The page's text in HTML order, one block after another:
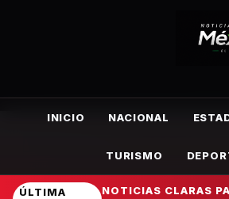
INICIO NACIONAL
TURISMO
ÚLTIMA
NOTICIAS CLARAS